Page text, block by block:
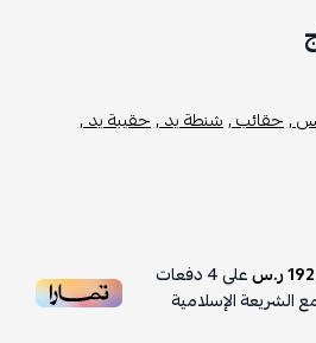
,حقائب ,شنطة يد ,حقيبة يد ,
ر.س على4دفعات
الشريعة الإسلامية